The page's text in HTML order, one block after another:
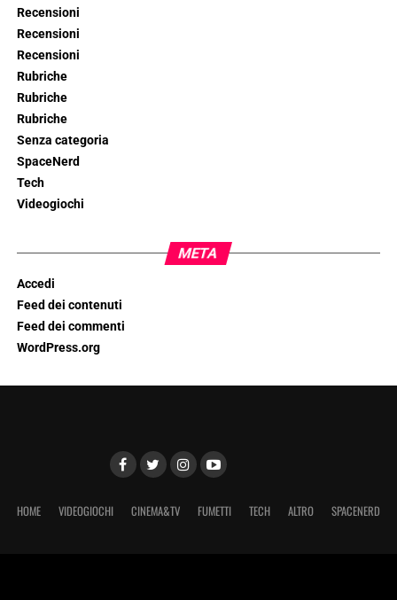
Recensioni
Recensioni
Recensioni
Rubriche
Rubriche
Rubriche
Senza categoria
SpaceNerd
Tech
Videogiochi
META
Accedi
Feed dei contenuti
Feed dei commenti
WordPress.org
HOME VIDEOGIOCHI CINEMA&TV FUMETTI TECH ALTRO SPACENERD